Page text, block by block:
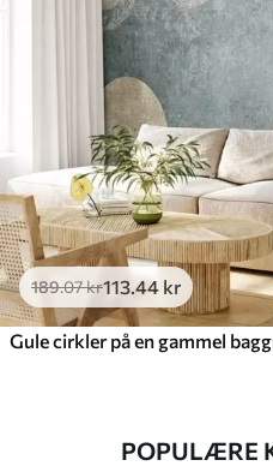
189.07kr113.44 kr
Gule cirkler på en gammel
POPULÆRE